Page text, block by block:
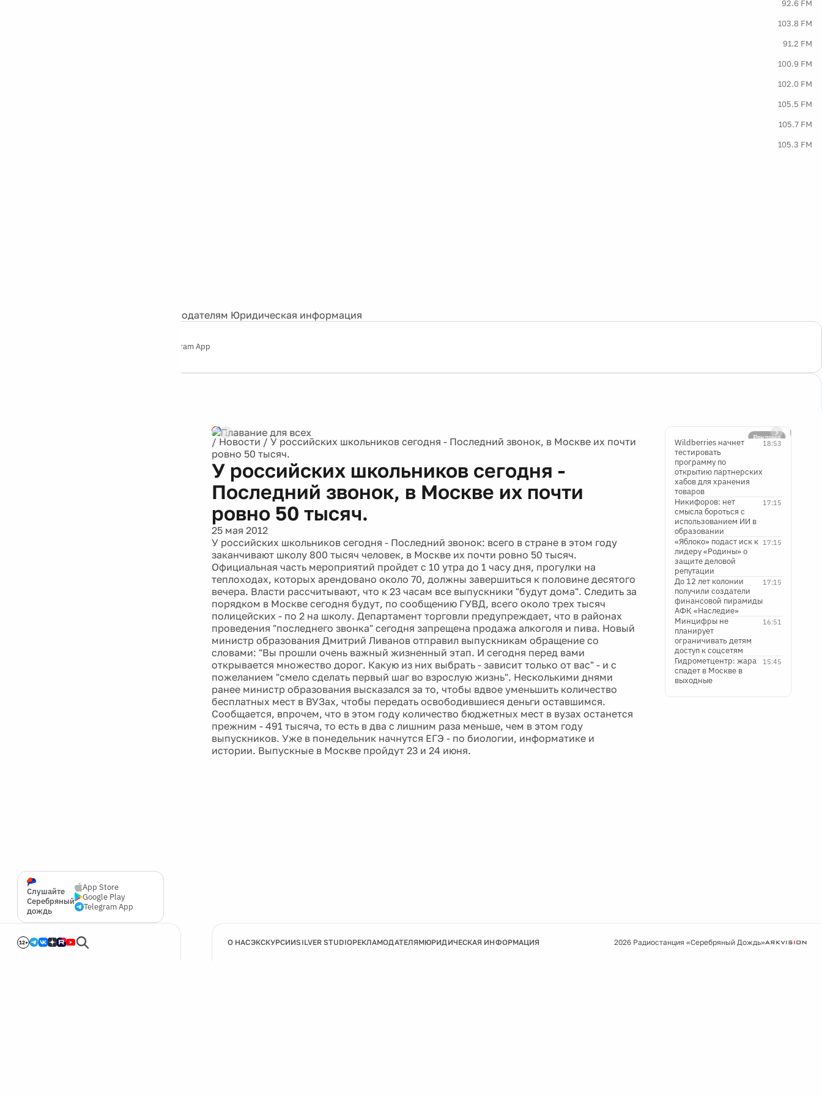
92.6 FM
103.8 FM
91.2 FM
100.9 FM
102.0 FM
105.5 FM
105.7 FM
105.3 FM
Рекламодателям Юридическая информация
Telegram App
Слушайте
Серебряный
дождь
App Store
Google Play
Telegram App
12+
Реклама
/ Новости / У российских школьников сегодня - Последний звонок, в Москве их почти
ровно 50 тысяч.
У российских школьников сегодня -
Последний звонок, в Москве их почти
ровно 50 тысяч.
25 мая 2012
У российских школьников сегодня - Последний звонок: всего в стране в этом году
заканчивают школу 800 тысяч человек, в Москве их почти ровно 50 тысяч.
Официальная часть мероприятий пройдет с 10 утра до 1 часу дня, прогулки на
теплоходах, которых арендовано около 70, должны завершиться к половине десятого
вечера. Власти рассчитывают, что к 23 часам все выпускники "будут дома". Следить за
порядком в Москве сегодня будут, по сообщению ГУВД, всего около трех тысяч
полицейских - по 2 на школу. Департамент торговли предупреждает, что в районах
проведения "последнего звонка" сегодня запрещена продажа алкоголя и пива. Новый
министр образования Дмитрий Ливанов отправил выпускникам обращение со
словами: "Вы прошли очень важный жизненный этап. И сегодня перед вами
открывается множество дорог. Какую из них выбрать - зависит только от вас" - и с
пожеланием "смело сделать первый шаг во взрослую жизнь". Несколькими днями
ранее министр образования высказался за то, чтобы вдвое уменьшить количество
бесплатных мест в ВУЗах, чтобы передать освободившиеся деньги оставшимся.
Сообщается, впрочем, что в этом году количество бюджетных мест в вузах останется
прежним - 491 тысяча, то есть в два с лишним раза меньше, чем в этом году
выпускников. Уже в понедельник начнутся ЕГЭ - по биологии, информатике и
истории. Выпускные в Москве пройдут 23 и 24 июня.
18:53
Wildberries начнет
тестировать
программу по
открытию партнерских
хабов для хранения
товаров
17:15
Никифоров: нет
смысла бороться с
использованием ИИ в
образовании
17:15
«Яблоко» подаст иск к
лидеру «Родины» о
защите деловой
репутации
17:15
До 12 лет колонии
получили создатели
финансовой пирамиды
АФК «Наследие»
16:51
Минцифры не
планирует
ограничивать детям
доступ к соцсетям
15:45
Гидрометцентр: жара
спадет в Москве в
выходные
О НАСЭКСКУРСИИSILVER STUDIOРЕКЛАМОДАТЕЛЯМЮРИДИЧЕСКАЯ ИНФОРМАЦИЯ 2026 Радиостанция «Серебряный Дождь»